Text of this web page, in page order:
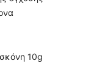
10g